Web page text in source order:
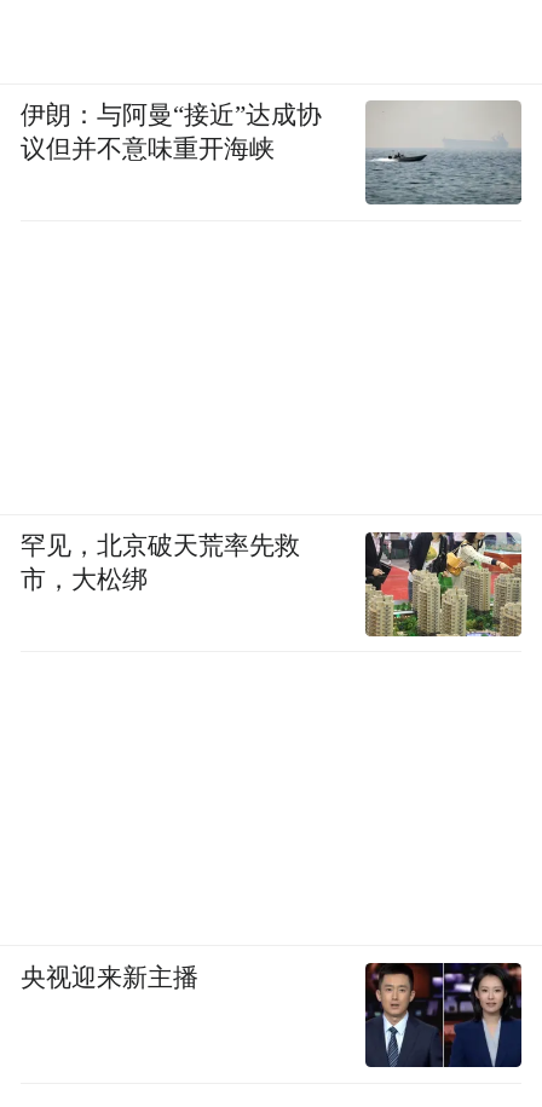
伊朗：与阿曼“接近”达成协
议但并不意味重开海峡
罕见，北京破天荒率先救
市，大松绑
央视迎来新主播